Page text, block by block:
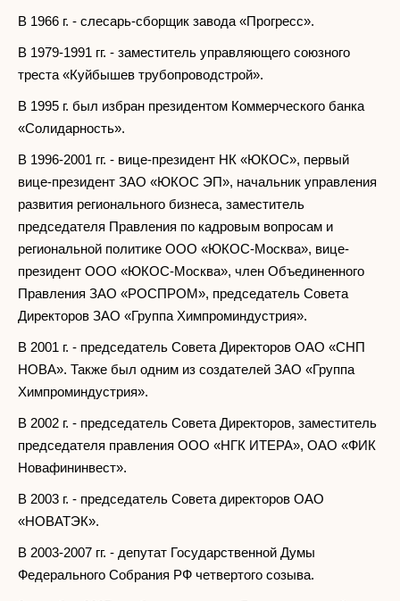
В 1966 г. - слесарь-сборщик завода «Прогресс».
В 1979-1991 гг. - заместитель управляющего союзного
треста «Куйбышев трубопроводстрой».
В 1995 г. был избран президентом Коммерческого банка
«Солидарность».
В 1996-2001 гг. - вице-президент НК «ЮКОС», первый
вице-президент ЗАО «ЮКОС ЭП», начальник управления
развития регионального бизнеса, заместитель
председателя Правления по кадровым вопросам и
региональной политике ООО «ЮКОС-Москва», вице-
президент ООО «ЮКОС-Москва», член Объединенного
Правления ЗАО «РОСПРОМ», председатель Совета
Директоров ЗАО «Группа Химпроминдустрия».
В 2001 г. - председатель Совета Директоров ОАО «СНП
НОВА». Также был одним из создателей ЗАО «Группа
Химпроминдустрия».
В 2002 г. - председатель Совета Директоров, заместитель
председателя правления ООО «НГК ИТЕРА», ОАО «ФИК
Новафининвест».
В 2003 г. - председатель Совета директоров ОАО
«НОВАТЭК».
В 2003-2007 гг. - депутат Государственной Думы
Федерального Собрания РФ четвертого созыва.